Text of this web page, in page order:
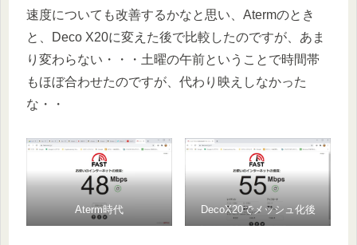
速度についても改善するかなと思い、Atermのとき
と、Deco X20に変えた後で比較したのですが、あま
り変わらない・・・土曜の午前ということで時間帯
もほぼ合わせたのですが、代わり映えしなかった
な・・
Aterm時代 DecoX20でメッシュ化後